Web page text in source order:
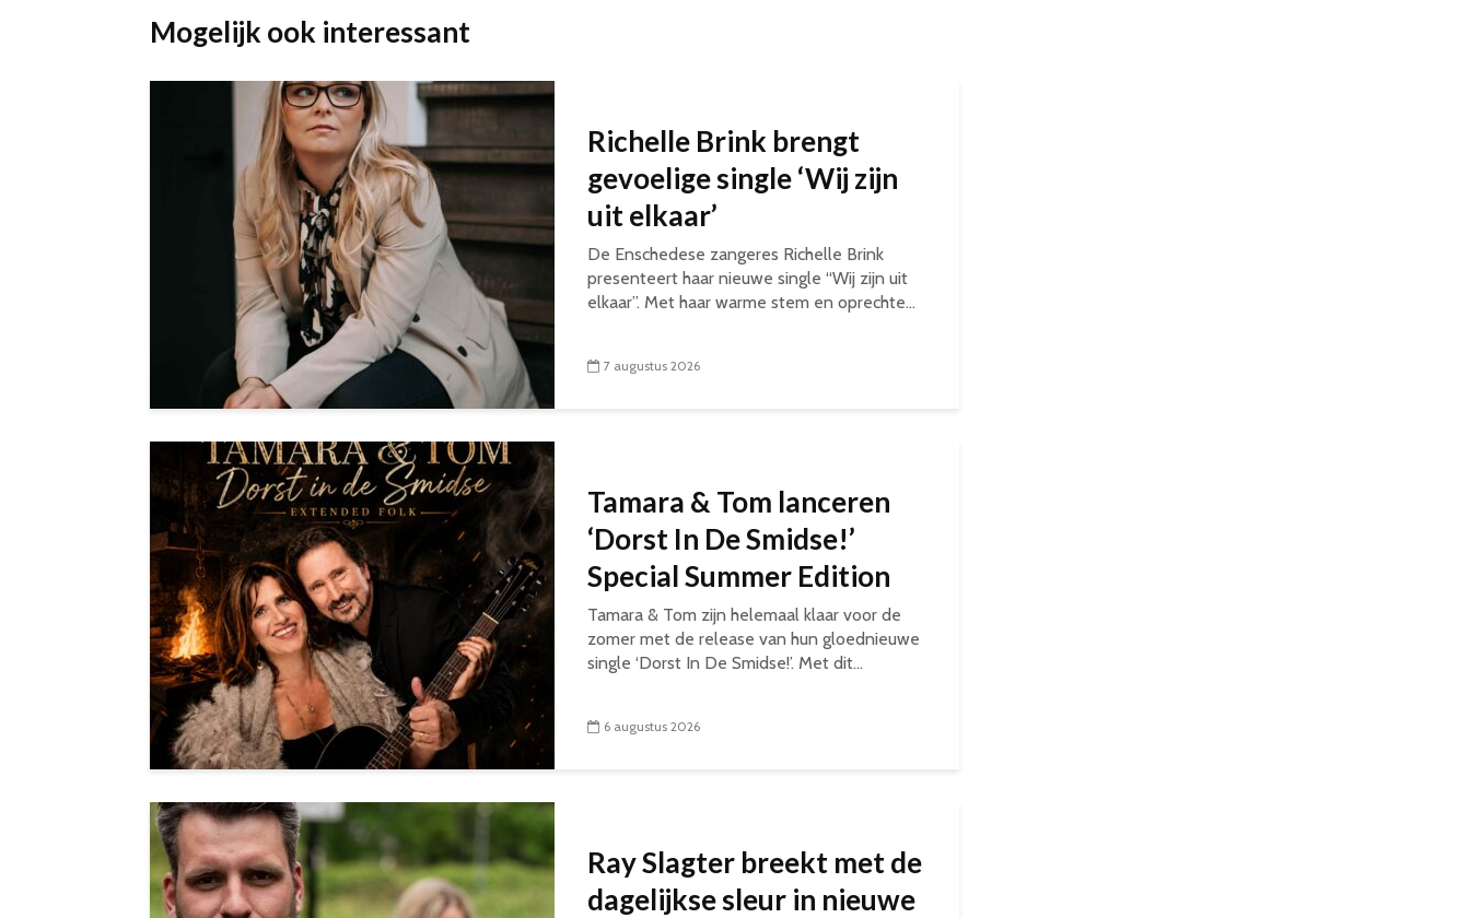
Mogelijk ook interessant
Richelle Brink brengt
gevoelige single ‘Wij zijn
uit elkaar’
De Enschedese zangeres Richelle Brink
presenteert haar nieuwe single “Wij zijn uit
elkaar”. Met haar warme stem en oprechte...
7 augustus 2026
Tamara & Tom lanceren
‘Dorst In De Smidse!’
Special Summer Edition
Tamara & Tom zijn helemaal klaar voor de
zomer met de release van hun gloednieuwe
single ‘Dorst In De Smidse!’. Met dit...
6 augustus 2026
Ray Slagter breekt met de
dagelijkse sleur in nieuwe